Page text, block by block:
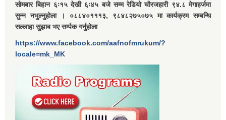
सोमबार बिहान ६ः१५ देखी ६ः४५ बजे सम्म रेडियो चौरजहारी ९४.८ मेगाहर्जमा
सुन्न नभुल्नुहोला । ०८८४०१११३, ९८४८२७५०७५ मा कार्यक्रम सम्बन्धि
सल्लाहा सुझाब भए सर्म्पक गर्नुहोला
https://www.facebook.com/aafnofmrukum/?
locale=mk_MK